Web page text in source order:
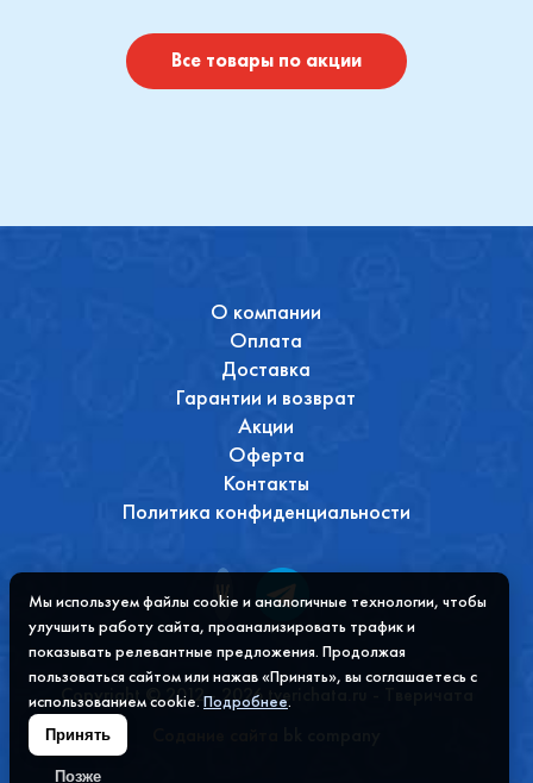
Купить
Все товары по акции
О компании
Оплата
Доставка
Гарантии и возврат
Акции
Оферта
Контакты
Политика конфиденциальности
Copyright © 2012 - 2026 tverichata.ru - Тверичата
Мы используем файлы cookie и аналогичные технологии, чтобы
улучшить работу сайта, проанализировать трафик и
показывать релевантные предложения. Продолжая
пользоваться сайтом или нажав «Принять», вы соглашаетесь с
использованием cookie. Подробнее.
Принять
Позже